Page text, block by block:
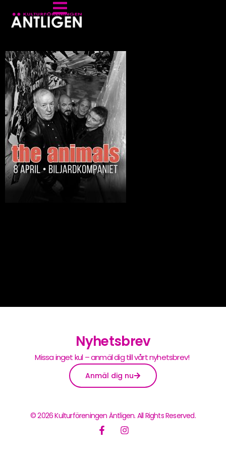
Nyhetsbrev
Missa inget kul – anmäl dig till vårt nyhetsbrev!
Anmäl dig nu
© 2026 Kulturföreningen Äntligen. All Rights Reserved.